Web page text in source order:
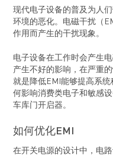
现代电子设备的普及为人
环境的恶化。电磁干扰（
作用而产生的干扰现象。
电子设备在工作时会产生
产生不好的影响，在严重
就是降低EMI能够提高系
何影响消费类电子和敏感
车库门开启器。
如何优化EMI
在开关电源的设计中，电